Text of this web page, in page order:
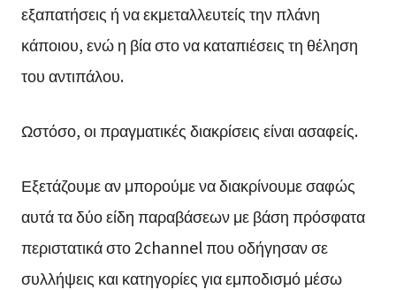
εξαπατήσεις ή να εκμεταλλευτείς την πλάνη
κάποιου, ενώ η βία στο να καταπιέσεις τη θέληση
του αντιπάλου.
Ωστόσο, οι πραγματικές διακρίσεις είναι ασαφείς.
Εξετάζουμε αν μπορούμε να διακρίνουμε σαφώς
αυτά τα δύο είδη παραβάσεων με βάση πρόσφατα
περιστατικά στο 2channel που οδήγησαν σε
συλλήψεις και κατηγορίες για εμποδισμό μέσω